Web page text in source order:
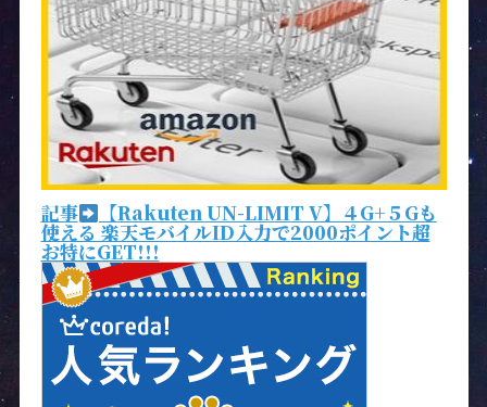
記事 【Rakuten UN-LIMIT V】４G+５Gも
使える 楽天モバイルID入力で2000ポイント超
お特にGET!!!